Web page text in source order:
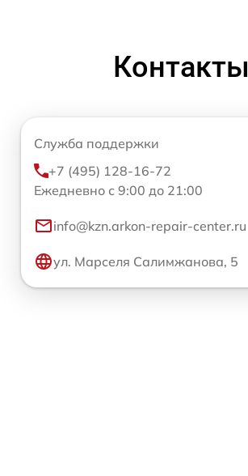
Контакты
Служба поддержки
+7 (495) 128-16-72
Ежедневно с 9:00 до 21:00
info@kzn.arkon-repair-center.ru
ул. Марселя Салимжанова, 5